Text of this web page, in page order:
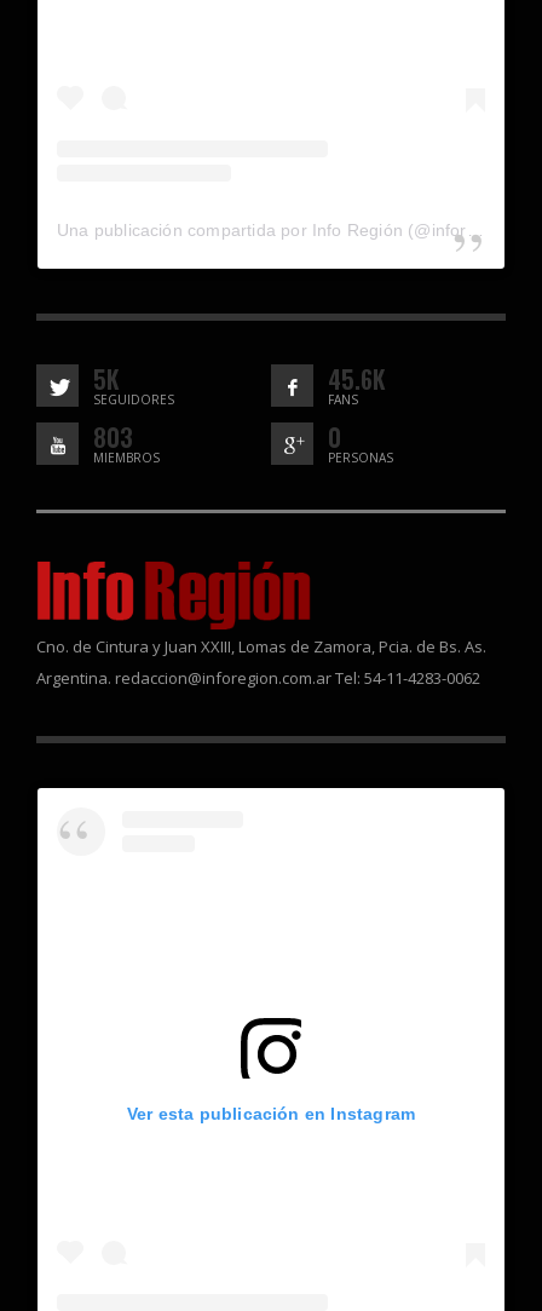
5K
SEGUIDORES
45.6K
FANS
803
MIEMBROS
0
PERSONAS
Cno. de Cintura y Juan XXIII, Lomas de Zamora, Pcia. de Bs. As.
Argentina. redaccion@inforegion.com.ar Tel: 54-11-4283-0062
Ver esta publicación en Instagram